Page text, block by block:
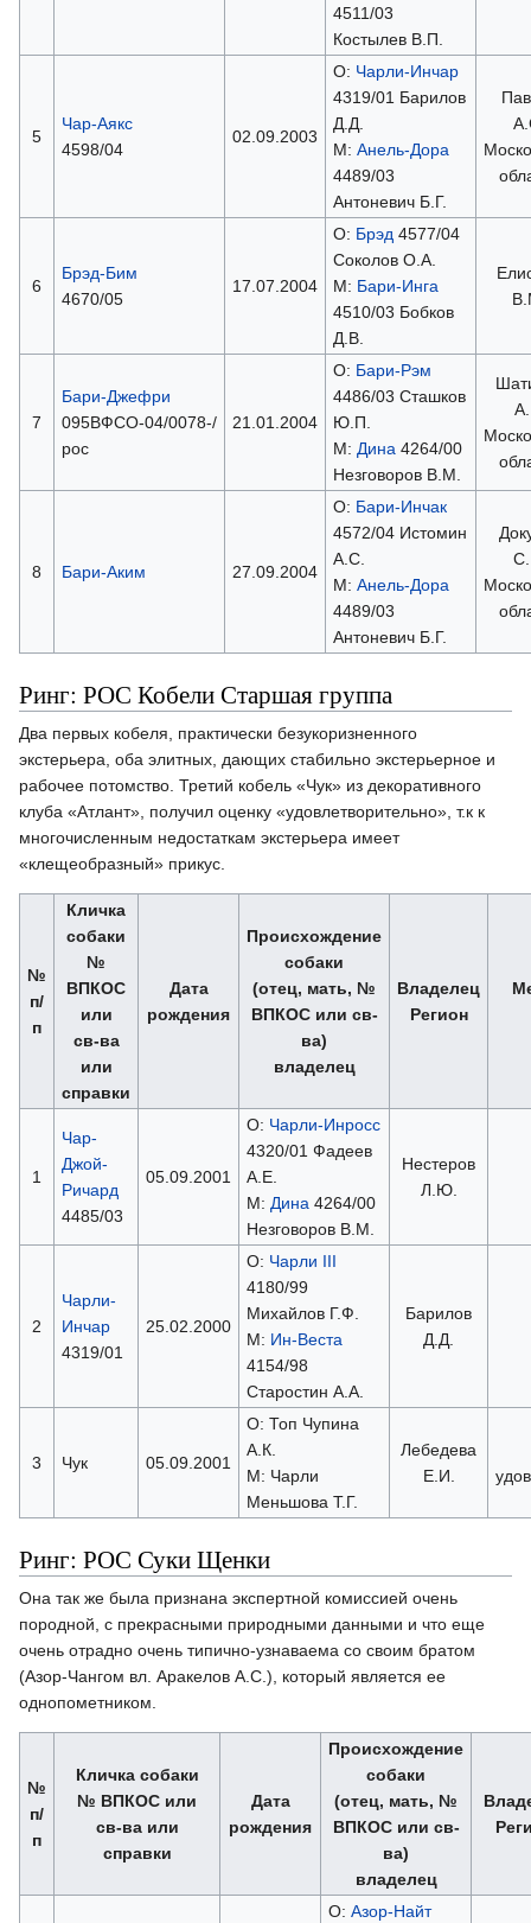
4511/03
Костылев В.П.
5
Чар-Аякс
4598/04
02.09.2003
О: Чарли-Инчар
4319/01 Барилов
Д.Д.
М: Анель-Дора
4489/03
Антоневич Б.Г.
6
Брэд-Бим
4670/05
17.07.2004
О: Брэд4577/04
Соколов О.А.
М: Бари-Инга
4510/03 Бобков
Д.В.
7
Бари-Джефри
095ВФСО-04/0078-/
рос
21.01.2004
О: Бари-Рэм
4486/03 Сташков
Ю.П.
М: Дина4264/00
Незговоров В.М.
8 Бари-Аким 27.09.2004
О: Бари-Инчак
4572/04 Истомин
А.С.
М: Анель-Дора
4489/03
Антоневич Б.Г.
Ринг: РОС Кобели Старшая группа
Два первых кобеля, практически безукоризненного
экстерьера, оба элитных, дающих стабильно экстерьерное и
рабочее потомство. Третий кобель «Чук» из декоративного
клуба «Атлант», получил оценку «удовлетворительно», т.к к
многочисленным недостаткам экстерьера имеет
«клещеобразный» прикус.
№
п/
п
Кличка
собаки
№
ВПКОС
или
св-ва
или
справки
Дата
рождения
Происхождение
собаки
(отец, мать, №
ВПКОС или св-
ва)
владелец
Владелец
Регион
1
Чар-
Джой-
Ричард
4485/03
05.09.2001
О: Чарли-Инросс
4320/01 Фадеев
А.Е.
М: Дина4264/00
Незговоров В.М.
Нестеров
Л.Ю.
2
Чарли-
Инчар
4319/01
25.02.2000
О: Чарли III
4180/99
Михайлов Г.Ф.
М: Ин-Веста
4154/98
Старостин А.А.
Барилов
Д.Д.
3 Чук 05.09.2001
О: Топ Чупина
А.К.
М: Чарли
Меньшова Т.Г.
Лебедева
Е.И.
Ринг: РОС Суки Щенки
Она так же была признана экспертной комиссией очень
породной, с прекрасными природными данными и что еще
очень отрадно очень типично-узнаваема со своим братом
(Азор-Чангом вл. Аракелов А.С.), который является ее
однопометником.
№
п/
п
Кличка собаки
№ ВПКОС или
св-ва или
справки
Дата
рождения
Происхождение
собаки
(отец, мать, №
ВПКОС или св-
ва)
владелец
О: Азор-Найт